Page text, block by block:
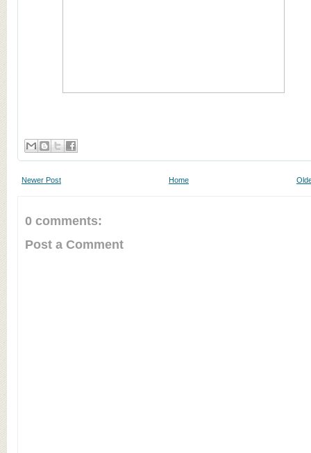
Newer Post Home
0 comments:
Post a Comment